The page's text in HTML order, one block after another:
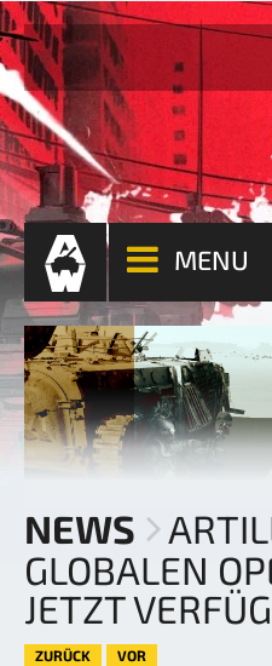
MENU
NEWS
GLOBALEN
JETZT
ZURÜCK VOR